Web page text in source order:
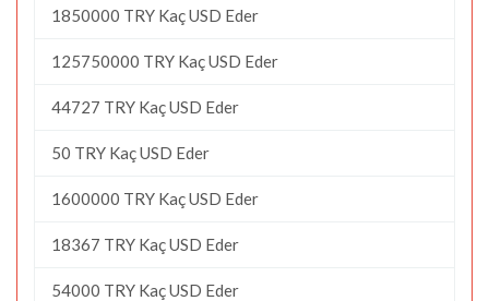
1850000 TRY Kaç USD Eder
125750000 TRY Kaç USD Eder
44727 TRY Kaç USD Eder
50 TRY Kaç USD Eder
1600000 TRY Kaç USD Eder
18367 TRY Kaç USD Eder
54000 TRY Kaç USD Eder